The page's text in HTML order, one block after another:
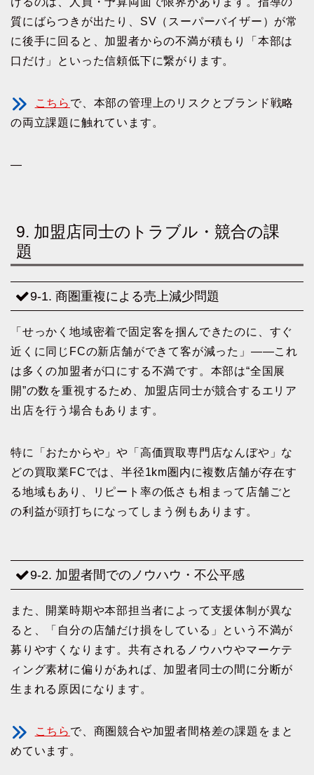
質にばらつきが出たり、SV（スーパーバイザー）が常
に後手に回ると、加盟者からの不満が積もり「本部は
口だけ」といった信頼低下に繋がります。
こちら で、本部の管理上のリスクとブランド戦略
の両立課題に触れています。
—
9. 加盟店同士のトラブル・競合の課
題
9-1. 商圏重複による売上減少問題
「せっかく地域密着で固定客を掴んできたのに、すぐ
近くに同じFCの新店舗ができて客が減った」――これ
は多くの加盟者が口にする不満です。本部は“全国展
開”の数を重視するため、加盟店同士が競合するエリア
出店を行う場合もあります。
特に「おたからや」や「高価買取専門店なんぼや」な
どの買取業FCでは、半径1km圏内に複数店舗が存在す
る地域もあり、リピート率の低さも相まって店舗ごと
の利益が頭打ちになってしまう例もあります。
9-2. 加盟者間でのノウハウ・不公平感
また、開業時期や本部担当者によって支援体制が異な
ると、「自分の店舗だけ損をしている」という不満が
募りやすくなります。共有されるノウハウやマーケテ
ィング素材に偏りがあれば、加盟者同士の間に分断が
生まれる原因になります。
こちら で、商圏競合や加盟者間格差の課題をまと
めています。